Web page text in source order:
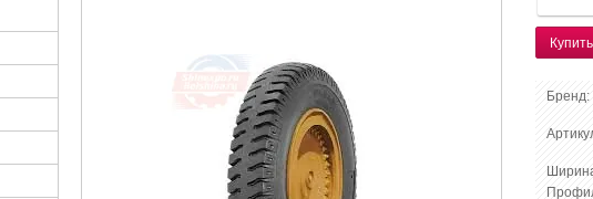
Купить
Бренд: